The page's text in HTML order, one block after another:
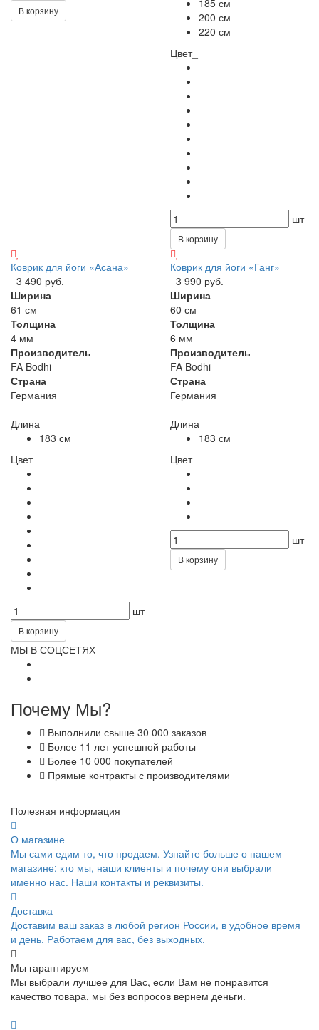
В корзину
200 см
220 см
Цвет_
шт
В корзину
Коврик для йоги «Асана»
3 490 руб.
Ширина
61 см
Толщина
4 мм
Производитель
FA Bodhi
Страна
Германия
Длина
183 см
Цвет_
шт
В корзину
Коврик для йоги «Ганг»
3 990 руб.
Ширина
60 см
Толщина
6 мм
Производитель
FA Bodhi
Страна
Германия
Длина
183 см
Цвет_
шт
В корзину
МЫ В СОЦСЕТЯХ
Почему Мы?
Выполнили свыше 30 000 заказов
Более 11 лет успешной работы
Более 10 000 покупателей
Прямые контракты с производителями
Полезная информация
О магазине
Мы сами едим то, что продаем. Узнайте больше о нашем
магазине: кто мы, наши клиенты и почему они выбрали
именно нас. Наши контакты и реквизиты.
Доставка
Доставим ваш заказ в любой регион России, в удобное время
и день. Работаем для вас, без выходных.
Мы гарантируем
Мы выбрали лучшее для Вас, если Вам не понравится
качество товара, мы без вопросов вернем деньги.